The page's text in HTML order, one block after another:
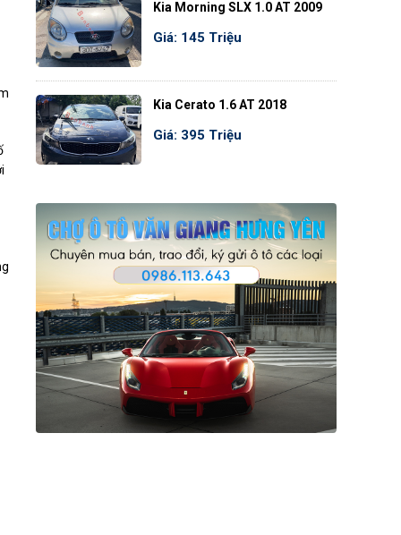
Kia Morning SLX 1.0 AT 2009
Giá: 145 Triệu
Kia Cerato 1.6 AT 2018
Giá: 395 Triệu